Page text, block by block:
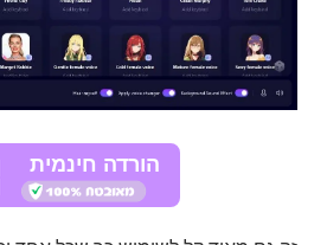
הורדה חינמית